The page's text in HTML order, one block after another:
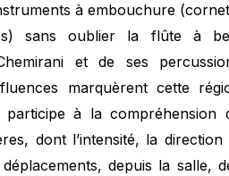
à embouchure
sans oublier la flûte à
et de ses
marquèrent cette
participe à la compréhension
dont l’intensité, la direction
depuis la salle,